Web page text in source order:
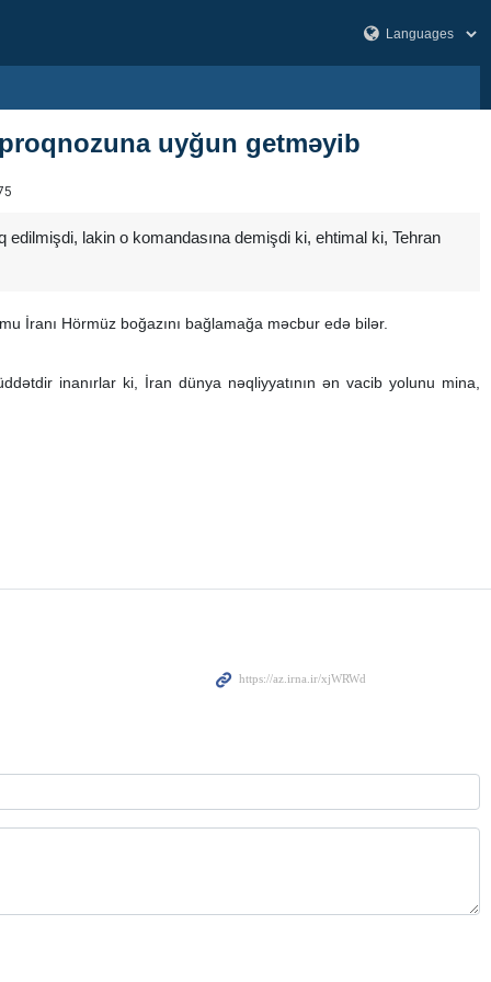
uyğun getməyib
edilmişdi, lakin o komandasına demişdi ki, ehtimal ki, Tehran
İranı Hörmüz boğazını bağlamağa məcbur edə bilər.
inanırlar ki, İran dünya nəqliyyatının ən vacib yolunu mina,